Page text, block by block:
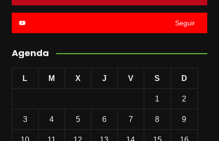
Seguir
Agenda
L M X J V S D
1 2
3 4 5 6 7 8 9